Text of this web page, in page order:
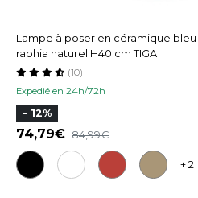
Lampe à poser en céramique
raphia naturel H40 cm TIGA
Expedié en 24h/72h
(10)
- 12%
74,79 84,99
+ 2